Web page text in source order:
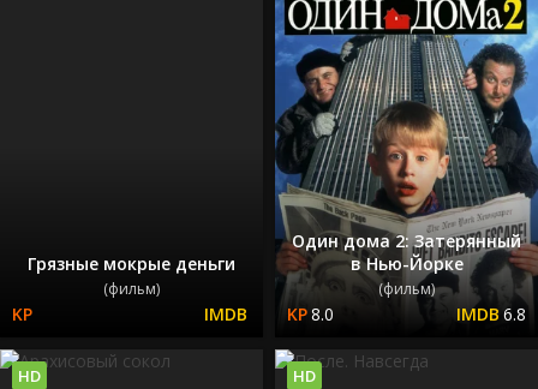
Грязные мокрые деньги
(фильм)
Один дома 2: Затерянный
в Нью-Йорке
(фильм)
8.0 6.8
HD HD